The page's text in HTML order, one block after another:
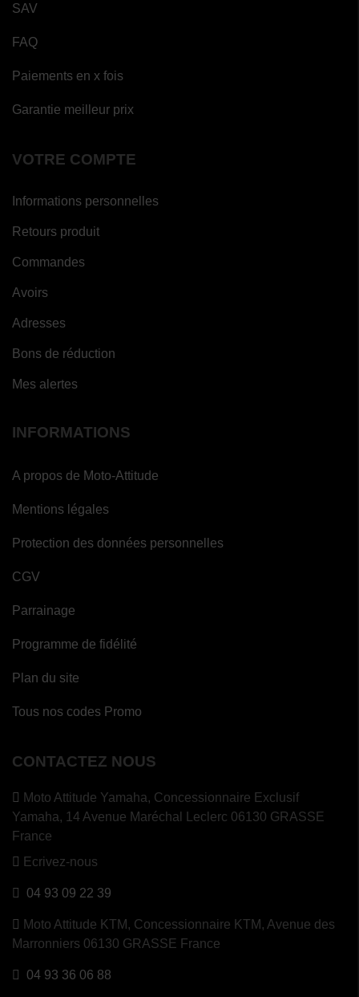
SAV
FAQ
Paiements en x fois
Garantie meilleur prix
VOTRE COMPTE
Informations personnelles
Retours produit
Commandes
Avoirs
Adresses
Bons de réduction
Mes alertes
INFORMATIONS
A propos de Moto-Attitude
Mentions légales
Protection des données personnelles
CGV
Parrainage
Programme de fidélité
Plan du site
Tous nos codes Promo
CONTACTEZ NOUS
Moto Attitude Yamaha, Concessionnaire Exclusif
Yamaha, 14 Avenue Maréchal Leclerc 06130 GRASSE
France
Ecrivez-nous
04 93 09 22 39
Moto Attitude KTM, Concessionnaire KTM, Avenue des
Marronniers 06130 GRASSE France
04 93 36 06 88